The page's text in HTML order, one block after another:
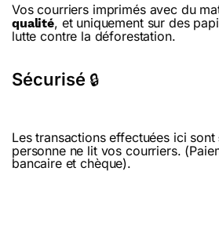
Vos courriers imprimés avec du
qualité, et uniquement sur des
lutte contre la déforestation.
Sécurisé 🔒
Les transactions effectuées ici sont
personne ne lit vos courriers.
bancaire et chèque).